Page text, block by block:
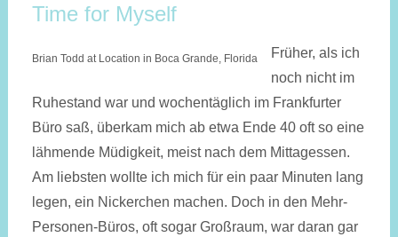
Time for Myself
Brian Todd at Location in Boca Grande, Florida
Früher, als ich
noch nicht im
Ruhestand war und wochentäglich im Frankfurter
Büro saß, überkam mich ab etwa Ende 40 oft so eine
lähmende Müdigkeit, meist nach dem Mittagessen.
Am liebsten wollte ich mich für ein paar Minuten lang
legen, ein Nickerchen machen. Doch in den Mehr-
Personen-Büros, oft sogar Großraum, war daran gar